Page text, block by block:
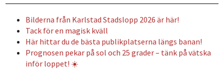
Bilderna från Karlstad Stadslopp 2026 är här!
Tack för en magisk kväll
Här hittar du de bästa publikplatserna längs banan!
Prognosen pekar på sol och 25 grader – tänk på vätska
inför loppet! ☀️